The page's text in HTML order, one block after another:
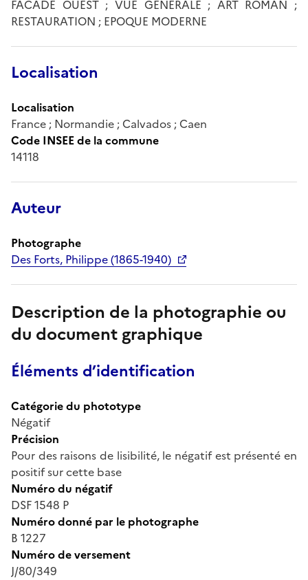
FACADE OUEST ; VUE GENERALE ; ART ROMAN ;
RESTAURATION ; EPOQUE MODERNE
Localisation
Localisation
France ; Normandie ; Calvados ; Caen
Code INSEE de la commune
14118
Auteur
Photographe
Des Forts, Philippe (1865-1940)
Description de la photographie ou
du document graphique
Éléments d’identification
Catégorie du phototype
Négatif
Précision
Pour des raisons de lisibilité, le négatif est présenté en
positif sur cette base
Numéro du négatif
DSF 1548 P
Numéro donné par le photographe
B 1227
Numéro de versement
J/80/349